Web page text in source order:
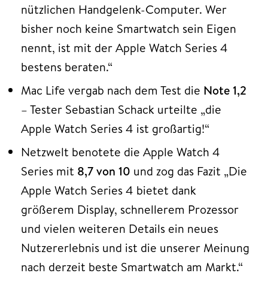
nützlichen Handgelenk-Computer. Wer
bisher noch keine Smartwatch sein Eigen
nennt, ist mit der Apple Watch Series 4
bestens beraten.“
Mac Life vergab nach dem Test die Note 1,2
– Tester Sebastian Schack urteilte „die
Apple Watch Series 4 ist großartig!“
Netzwelt benotete die Apple Watch 4
Series mit 8,7 von 10 und zog das Fazit „Die
Apple Watch Series 4 bietet dank
größerem Display, schnellerem Prozessor
und vielen weiteren Details ein neues
Nutzererlebnis und ist die unserer Meinung
nach derzeit beste Smartwatch am Markt.“